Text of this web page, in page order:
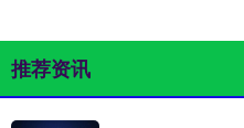
推荐资讯